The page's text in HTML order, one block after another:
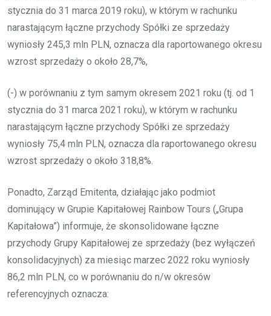
stycznia do 31 marca 2019 roku), w którym w rachunku
narastającym łączne przychody Spółki ze sprzedaży
wyniosły 245,3 mln PLN, oznacza dla raportowanego okresu
wzrost sprzedaży o około 28,7%,
(-) w porównaniu z tym samym okresem 2021 roku (tj. od 1
stycznia do 31 marca 2021 roku), w którym w rachunku
narastającym łączne przychody Spółki ze sprzedaży
wyniosły 75,4 mln PLN, oznacza dla raportowanego okresu
wzrost sprzedaży o około 318,8%.
Ponadto, Zarząd Emitenta, działając jako podmiot
dominujący w Grupie Kapitałowej Rainbow Tours („Grupa
Kapitałowa”) informuje, że skonsolidowane łączne
przychody Grupy Kapitałowej ze sprzedaży (bez wyłączeń
konsolidacyjnych) za miesiąc marzec 2022 roku wyniosły
86,2 mln PLN, co w porównaniu do n/w okresów
referencyjnych oznacza: